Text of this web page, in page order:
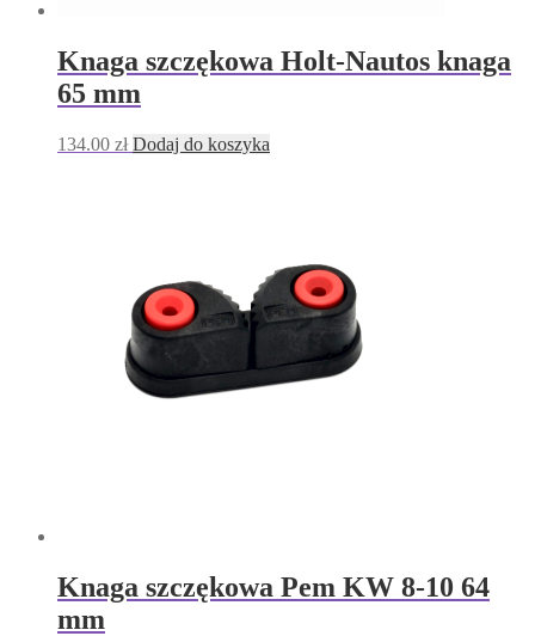
Knaga szczękowa Holt-Nautos knaga
65 mm
134.00 zł Dodaj do koszyka
Knaga szczękowa Pem KW 8-10 64
mm